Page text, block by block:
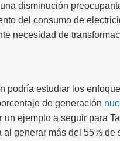
disminución
del consumo de
necesidad de
podría estudiar los
de generación
ejemplo a seguir para
generar más del 55% de